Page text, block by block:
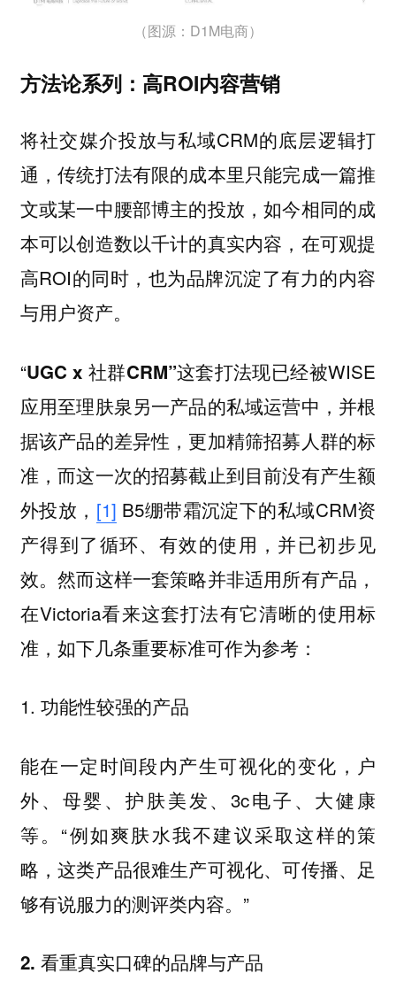
（图源：D1M电商）
方法论系列：高ROI内容营销
将社交媒介投放与私域CRM的底层逻辑打
通，传统打法有限的成本里只能完成一篇推
文或某一中腰部博主的投放，如今相同的成
本可以创造数以千计的真实内容，在可观提
高ROI的同时，也为品牌沉淀了有力的内容
与用户资产。
“UGC x 社群CRM”这套打法现已经被WISE
应用至理肤泉另一产品的私域运营中，并根
据该产品的差异性，更加精筛招募人群的标
准，而这一次的招募截止到目前没有产生额
外投放， [1] B5绷带霜沉淀下的私域CRM资
产得到了循环、有效的使用，并已初步见
效。然而这样一套策略并非适用所有产品，
在Victoria看来这套打法有它清晰的使用标
准，如下几条重要标准可作为参考：
1. 功能性较强的产品
能在一定时间段内产生可视化的变化，户
外、母婴、护肤美发、3c电子、大健康
等。“例如爽肤水我不建议采取这样的策
略，这类产品很难生产可视化、可传播、足
够有说服力的测评类内容。”
2. 看重真实口碑的品牌与产品